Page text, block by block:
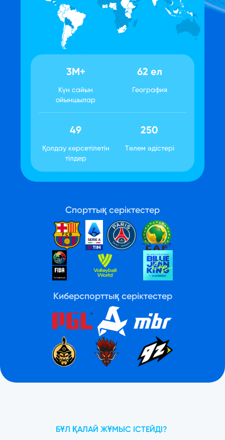
3M+
Күн сайын
ойыншылар
62 ел
География
49
Қолдау көрсетілетін
тілдер
250
Төлем әдістері
Спорттық серіктестер
Киберспорттық серіктестер
БҰЛ ҚАЛАЙ ЖҰМЫС ІСТЕЙДІ?